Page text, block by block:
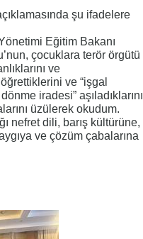
şu ifadelere
Eğitim Bakanı
çocuklara terör örgütü
ve
ve “işgal
iradesi” aşıladıklarını
üzülerek okudum.
nefret dili, barış kültürüne,
ve çözüm çabalarına